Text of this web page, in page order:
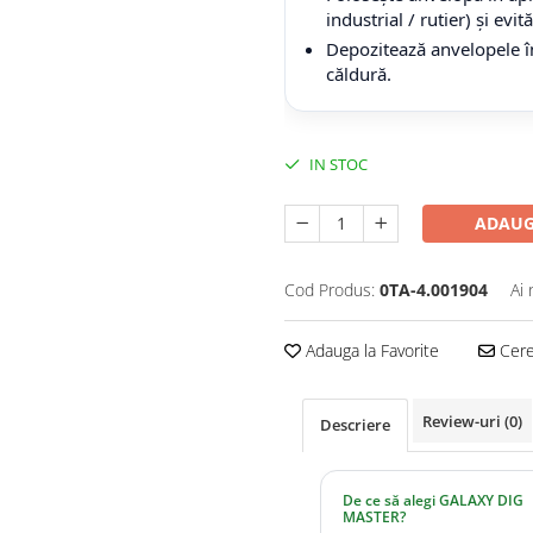
industrial / rutier) și
Depozitează anvelopele
căldură.
IN STOC
Cod Produs: 0TA-4.001904 Ai
Adauga la Favorite
Descriere Review-uri (0)
De ce să alegi GALAXY DIG
MASTER?